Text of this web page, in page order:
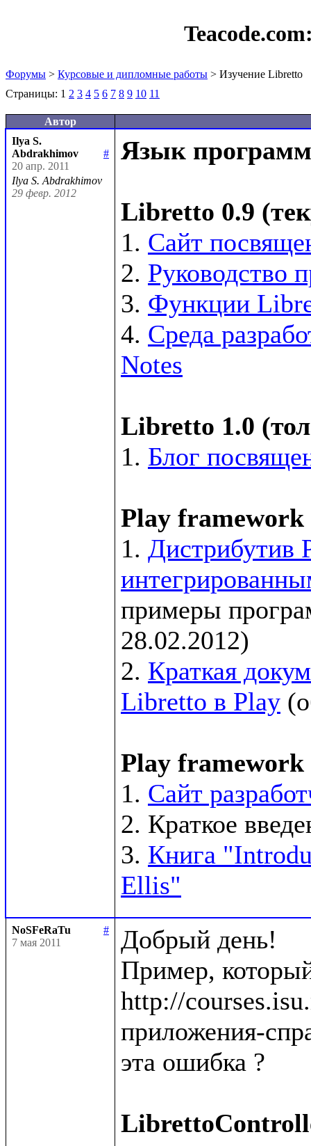
Форумы > Курсовые и дипломные работы > Изучение Libretto
Страницы: 1 2 3 4 5 6 7 8 9 10 11
Автор
Ilya S.
Abdrakhimov
#
20 апр. 2011
Ilya S. Abdrakhimov
29 февр. 2012
Язык
Libretto 0.9
1. Сайт
2. Руководство
3. Функции
4. Среда
Notes
Libretto 1.0
1. Блог
Play
1. Дистрибутив
примеры
28.02.2012)
2. Краткая
Libretto в Play
Play framework
1. Сайт
2. Краткое
3. Книга
Ellis"
NoSFeRaTu
#
7 мая 2011
Добрый день!
Пример,
http://
приложения-
эта ошибка ?